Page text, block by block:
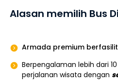
Alasan memilih Bus
Armada premium
Berpengalaman lebih dari
perjalanan wisata dengan